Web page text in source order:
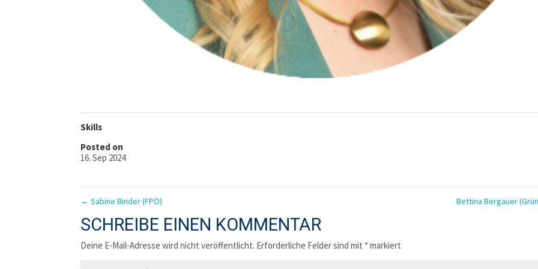
Skills
Posted on
16. Sep 2024
← Sabine Binder (FPÖ) Bettina Bergauer
SCHREIBE EINEN KOMMENTAR
Deine E-Mail-Adresse wird nicht veröffentlicht. Erforderliche Felder sind mit *markiert